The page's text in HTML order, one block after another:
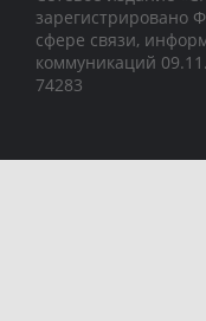
зарегистрировано
сфере связи,
коммуникаций
74283